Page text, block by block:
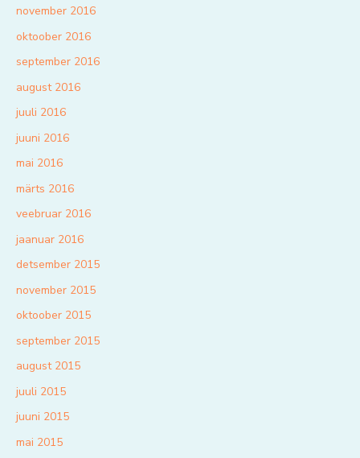
november 2016
oktoober 2016
september 2016
august 2016
juuli 2016
juuni 2016
mai 2016
märts 2016
veebruar 2016
jaanuar 2016
detsember 2015
november 2015
oktoober 2015
september 2015
august 2015
juuli 2015
juuni 2015
mai 2015